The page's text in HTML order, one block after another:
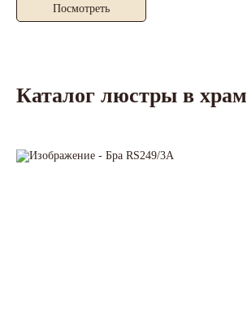
Посмотреть
Каталог люстры в храм